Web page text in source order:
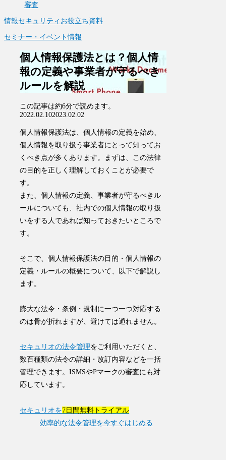
審査
情報セキュリティお役立ち資料
セミナー・イベント情報
個人情報保護法とは？個人情
報の定義や事業者が守るべき
ルールを解説
この記事は約6分で読めます。
2022.02.102023.02.02
個人情報保護法は、個人情報の定義を始め、
個人情報を取り扱う事業者にとって知ってお
くべき点が多くあります。まずは、この法律
の目的を正しく理解しておくことが必要で
す。
また、個人情報の定義、事業者が守るべきル
ールについても、社内での個人情報の取り扱
いをする人であれば知っておきたいところで
す。
そこで、個人情報保護法の目的・個人情報の
定義・ルールの概要について、以下で解説し
ます。
膨大な法令・条例・規制に一つ一つ対応する
のは骨が折れますが、避けては通れません。
セキュリオの法令管理をご利用いただくと、
数百種類の法令の詳細・改訂内容などを一括
管理できます。ISMSやPマークの審査にも対
応しています。
セキュリオを7日間無料トライアル
効率的な法令管理を今すぐはじめる